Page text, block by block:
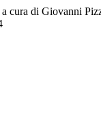
cura di Giovanni